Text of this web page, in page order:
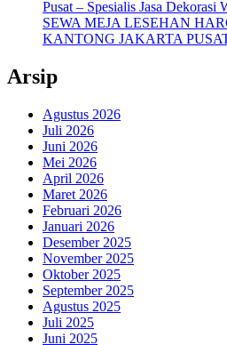
Pusat – Spesialis Jasa Dekorasi
SEWA MEJA LESEHAN
KANTONG JAKARTA
Arsip
Agustus 2026
Juli 2026
Juni 2026
Mei 2026
April 2026
Maret 2026
Februari 2026
Januari 2026
Desember 2025
November 2025
Oktober 2025
September 2025
Agustus 2025
Juli 2025
Juni 2025